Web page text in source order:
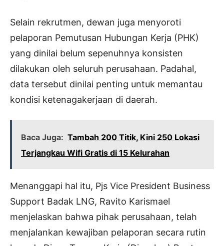
Selain rekrutmen, dewan juga menyoroti
pelaporan Pemutusan Hubungan Kerja (PHK)
yang dinilai belum sepenuhnya konsisten
dilakukan oleh seluruh perusahaan. Padahal,
data tersebut dinilai penting untuk memantau
kondisi ketenagakerjaan di daerah.
Baca Juga: Tambah 200 Titik, Kini 250 Lokasi
Terjangkau Wifi Gratis di 15 Kelurahan
Menanggapi hal itu, Pjs Vice President Business
Support Badak LNG, Ravito Karismael
menjelaskan bahwa pihak perusahaan, telah
menjalankan kewajiban pelaporan secara rutin